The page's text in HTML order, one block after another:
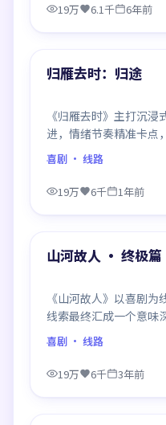
19万 6.1千 6年前
精选
归雁去时：归途
《归雁去时》主打沉
进，情绪节奏精准卡点
合喜欢慢热好戏的观众。
喜剧 · 线路
19万 6千 1年前
精选
山河故人 · 终极篇
《山河故人》以喜剧
线索最终汇成一个意味
密度大，二刷时仍有新
喜剧 · 线路
19万 6千 3年前